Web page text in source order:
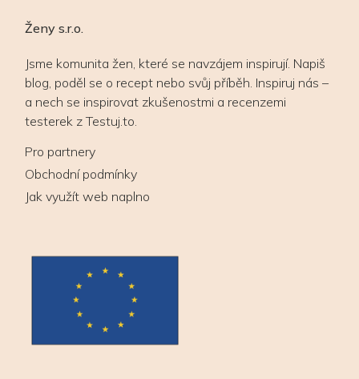
Ženy s.r.o.
Jsme komunita žen, které se navzájem inspirují. Napiš
blog, poděl se o recept nebo svůj příběh. Inspiruj nás –
a nech se inspirovat zkušenostmi a recenzemi
testerek z Testuj.to.
Pro partnery
Obchodní podmínky
Jak využít web naplno